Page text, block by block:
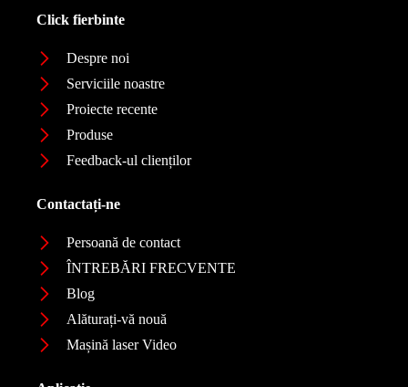
Click fierbinte
Despre noi
Serviciile noastre
Proiecte recente
Produse
Feedback-ul clienților
Contactați-ne
Persoană de contact
ÎNTREBĂRI FRECVENTE
Blog
Alăturați-vă nouă
Mașină laser Video